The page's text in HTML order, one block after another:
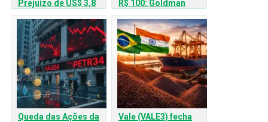
Prejuízo de US$ 3,8
Bilhões: O Que o
Investidor Precisa
Saber?
R$ 100: Goldman
Sachs ve ação acima
de R$ 100
Queda das Ações da
Vale (VALE3) fecha